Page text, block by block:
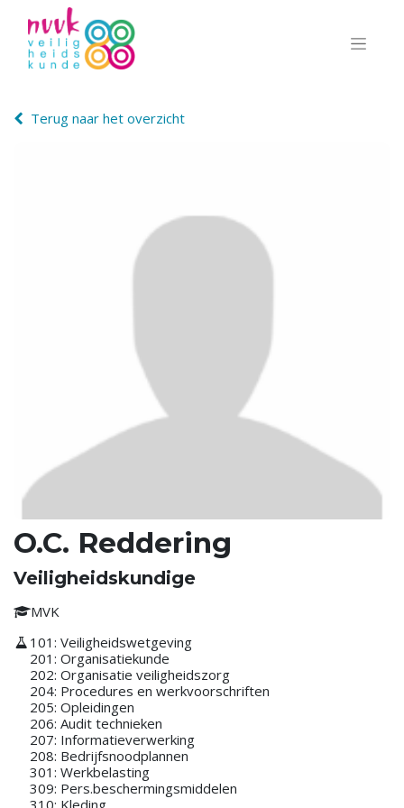
Terug naar het overzicht
O.C. Reddering
Veiligheidskundige
MVK
101: Veiligheidswetgeving
201: Organisatiekunde
202: Organisatie veiligheidszorg
204: Procedures en werkvoorschriften
205: Opleidingen
206: Audit technieken
207: Informatieverwerking
208: Bedrijfsnoodplannen
301: Werkbelasting
309: Pers.beschermingsmiddelen
310: Kleding